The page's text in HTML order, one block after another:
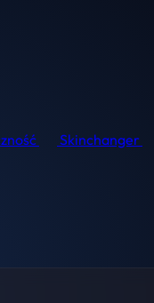
Skinchanger